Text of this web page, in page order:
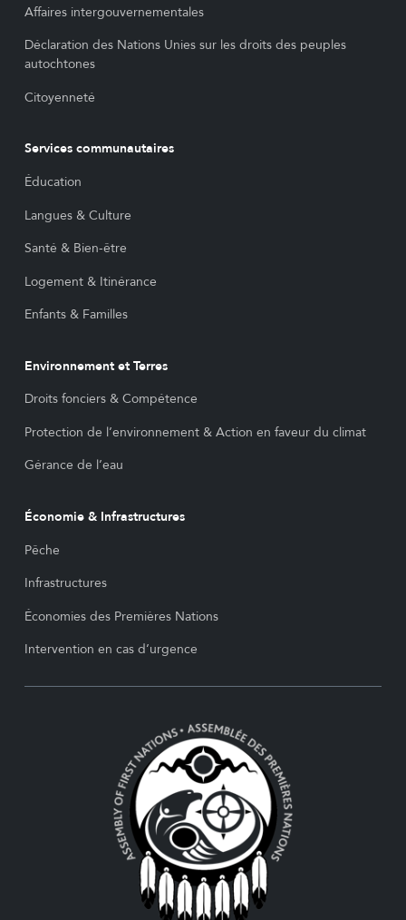
Affaires intergouvernementales
Déclaration des Nations Unies sur les droits des peuples
autochtones
Citoyenneté
Services communautaires
Éducation
Langues & Culture
Santé & Bien-être
Logement & Itinérance
Enfants & Familles
Environnement et Terres
Droits fonciers & Compétence
Protection de l’environnement & Action en faveur du climat
Gérance de l’eau
Économie & Infrastructures
Pêche
Infrastructures
Économies des Premières Nations
Intervention en cas d’urgence